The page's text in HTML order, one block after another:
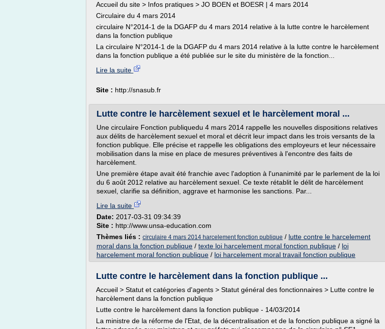
Accueil du site > Infos pratiques > JO BOEN et BOESR | 4 mars 2014
Circulaire du 4 mars 2014
circulaire N°2014-1 de la DGAFP du 4 mars 2014 relative à la lutte contre le harcèlement
dans la fonction publique
La circulaire N°2014-1 de la DGAFP du 4 mars 2014 relative à la lutte contre le harcèlement
dans la fonction publique a été publiée sur le site du ministère de la fonction...
Lire la suite
Site : http://snasub.fr
Lutte contre le harcèlement sexuel et le harcèlement moral ...
Une circulaire Fonction publiquedu 4 mars 2014 rappelle les nouvelles dispositions relatives
aux délits de harcèlement sexuel et moral et décrit leur impact dans les trois versants de la
fonction publique. Elle précise et rappelle les obligations des employeurs et leur nécessaire
mobilisation dans la mise en place de mesures préventives à l'encontre des faits de
harcèlement.
Une première étape avait été franchie avec l'adoption à l'unanimité par le parlement de la loi
du 6 août 2012 relative au harcèlement sexuel. Ce texte rétablit le délit de harcèlement
sexuel, clarifie sa définition, aggrave et harmonise les sanctions. Par...
Lire la suite
Date: 2017-03-31 09:34:39
Site : http://www.unsa-education.com
Thèmes liés : circulaire 4 mars 2014 harcelement fonction publique / lutte contre le harcelement
moral dans la fonction publique / texte loi harcelement moral fonction publique / loi
harcelement moral fonction publique / loi harcelement moral travail fonction publique
Lutte contre le harcèlement dans la fonction publique ...
Accueil > Statut et catégories d'agents > Statut général des fonctionnaires > Lutte contre le
harcèlement dans la fonction publique
Lutte contre le harcèlement dans la fonction publique - 14/03/2014
La ministre de la réforme de l'Etat, de la décentralisation et de la fonction publique a signé la